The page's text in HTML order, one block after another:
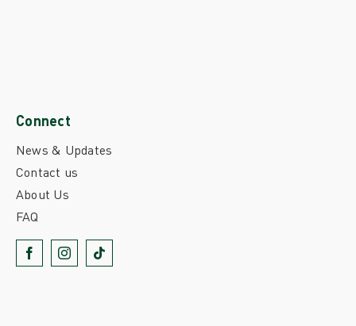
Connect
News & Updates
Contact us
About Us
FAQ